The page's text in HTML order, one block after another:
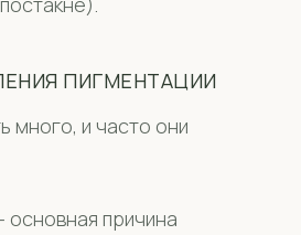
ПИГМЕНТАЦИИ
много, и часто они
причина